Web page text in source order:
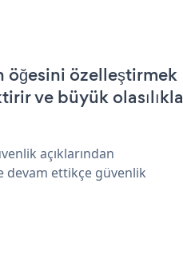
öğesini özelleştirmek
ve büyük olasılıkla
açıklarından
devam ettikçe güvenlik